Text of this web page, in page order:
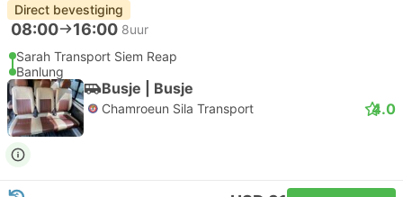
Direct bevestiging
08:00 16:00 8uur
Sarah Transport Siem Reap
Banlung
Busje | Busje
Chamroeun Sila Transport 4.0